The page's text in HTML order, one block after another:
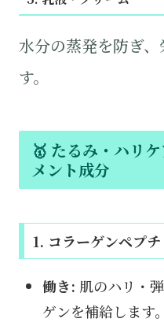
水分の蒸発を防ぎ
す。
🥇 たるみ・ハリ
メント成分
1. コラーゲンペプチ
働き: 肌のハリ・
ゲンを補給します